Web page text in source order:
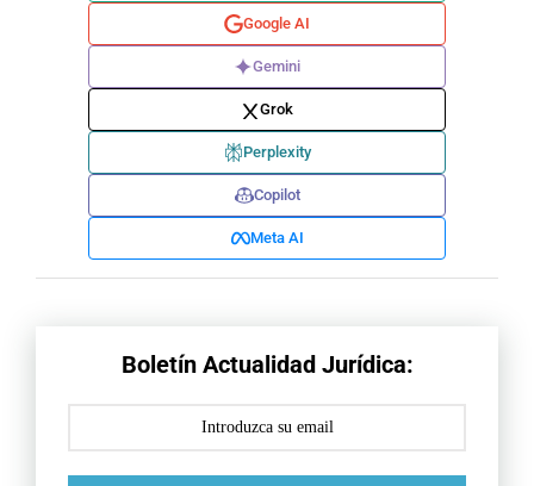
Google AI
Gemini
Grok
Perplexity
Copilot
Meta AI
Boletín Actualidad Jurídica: